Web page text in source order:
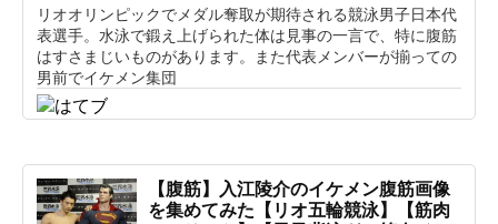
リオオリンピックでメダル奪取が期待される競泳男子日本代
表選手。水泳で鍛え上げられた体は見事の一言で、特に腹筋
はすさまじいものがあります。また代表メンバーが揃っての
男前でイケメン集団
【腹筋】入江陵介のイケメン腹筋画像
を集めてみた【リオ五輪競泳】【筋肉